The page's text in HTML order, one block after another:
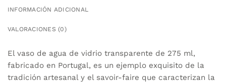
INFORMACIÓN ADICIONAL
VALORACIONES (0)
El vaso de agua de vidrio transparente de 275 ml,
fabricado en Portugal, es un ejemplo exquisito de la
tradición artesanal y el savoir-faire que caracterizan la